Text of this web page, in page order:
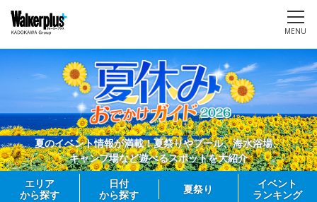
MENU
夏のイベント情報が満載！夏祭りやプール、海水浴場、
キャンプ場など遊べるスポットを大紹介
エリア
から探す
日付
から探す
夏祭り
イベント
ランキング